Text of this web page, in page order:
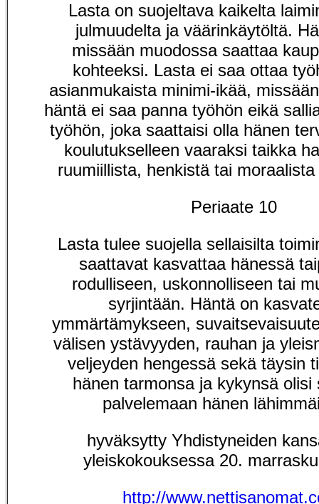
Lasta on suojeltava kaikelta
julmuudelta ja väärinkäytöltä.
missään muodossa saattaa
kohteeksi. Lasta ei saa ottaa
asianmukaista minimi-ikää,
häntä ei saa panna työhön eikä
työhön, joka saattaisi olla hänen
koulutukselleen vaaraksi taikka
ruumiillista, henkistä tai
Periaate 10
Lasta tulee suojella sellaisilta
saattavat kasvattaa hänessä
rodulliseen, uskonnolliseen tai
syrjintään. Häntä on
ymmärtämykseen,
välisen ystävyyden, rauhan ja
veljeyden hengessä sekä täysin
hänen tarmonsa ja kykynsä olisi
palvelemaan hänen
hyväksytty Yhdistyneiden
yleiskokouksessa 20.
http://